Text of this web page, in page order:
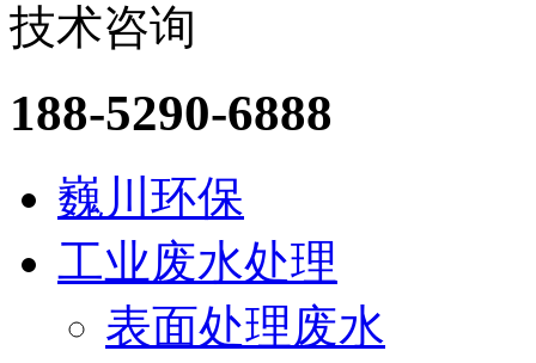
技术咨询
188-5290-6888
巍川环保
工业废水处理
表面处理废水